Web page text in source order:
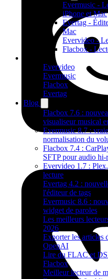
Evermusic -
iPhone et Mac
Evertag -
Mac
Evervideo -
Flacbox -
Evervideo
Evermusic
Flacbox
Evertag
Blog
Flacbox 7.6 :
visualiseur musical
Evermusic 8.7 :
normalisation du
Flacbox 7.4 :
SFTP pour audio hi-
Evervideo 1.7 :
lecture
Evertag 4.2 :
l'éditeur de tags
Evermusic 8.6 :
widget de paroles
Les meilleurs
2026
Exporter les articles
OpenAI
Lire du FLAC et
Flacbox
Meilleur lecteur de